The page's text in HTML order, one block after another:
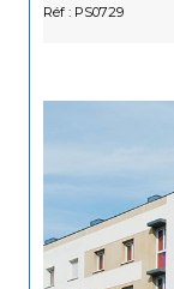
Réf : PS0729